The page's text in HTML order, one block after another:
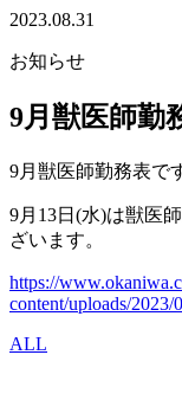
2023.08.31
お知らせ
9月獣医師勤
9月獣医師勤務表で
9月13日(水)は獣医
ざいます。
https://
content/uploads/2023/
ALL